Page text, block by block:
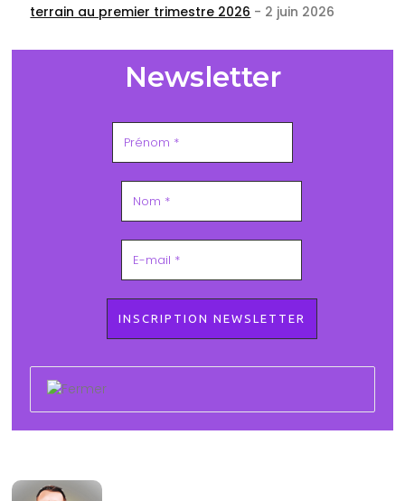
terrain au premier trimestre 2026 - 2 juin 2026
Newsletter